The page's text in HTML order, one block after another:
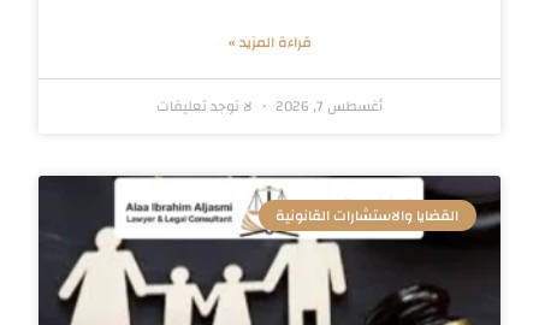
قراءة المزيد »
أغسطس 7, 2026 لا توجد تعليقات
القضايا والاستشارات القانونية